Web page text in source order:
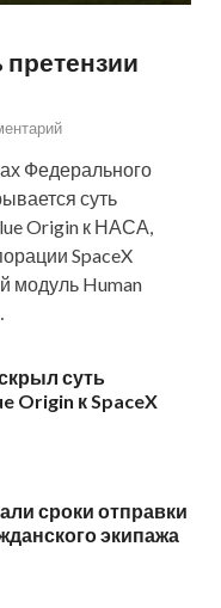
Федерального
суть
Origin к НАСА,
SpaceX
модуль Human
суть
Origin к SpaceX
сроки отправки
экипажа